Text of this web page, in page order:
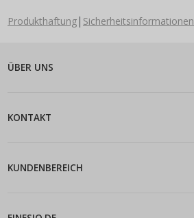
Produkthaftung| Sicherheitsinformationen
ÜBER UNS
KONTAKT
KUNDENBEREICH